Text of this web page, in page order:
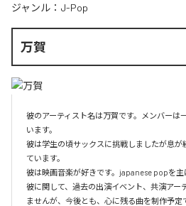
ジャンル： J-Pop
万賀
彼のアーティスト名は万賀です。メンバーは
います。
彼は学生の頃サックスに挑戦しましたが息が
ています。
彼は映画音楽が好きです。japanese popを主
彼に関して、過去の出演イベント、共演アー
ませんが、今後とも、心に残る曲を制作予定